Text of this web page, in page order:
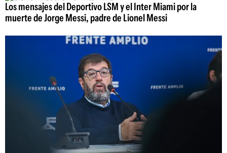
Los mensajes del Deportivo LSM y el Inter Miami por la
muerte de Jorge Messi, padre de Lionel Messi